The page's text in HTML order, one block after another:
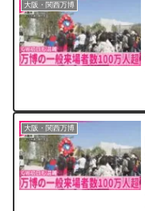
大阪・関西万博
大阪・関西万博